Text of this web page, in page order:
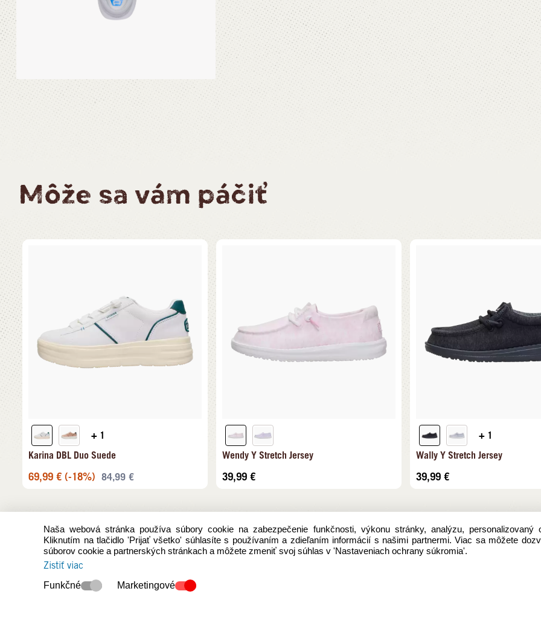
Môže sa vám páčiť
+ 1
Karina DBL Duo Suede
69,99 € (-18%) 84,99 €
Wendy Y Stretch Jersey
39,99 €
+ 1
Wally Y Stretch Jersey
39,99 €
Naša webová stránka používa súbory cookie na zabezpečenie funkčnosti, výkonu stránky, analýzu, personalizovaný
Kliknutím na tlačidlo 'Prijať všetko' súhlasíte s používaním a zdieľaním informácií s našimi partnermi. Viac sa môžete
súborov cookie a partnerských stránkach a môžete zmeniť svoj súhlas v 'Nastaveniach ochrany súkromia'.
Zistiť viac
Funkčné Marketingové